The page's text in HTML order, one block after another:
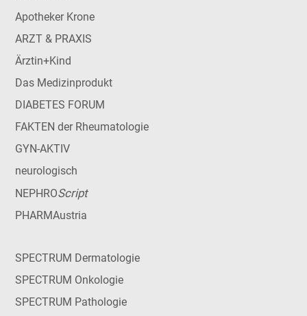
Apotheker Krone
ARZT & PRAXIS
Ärztin+Kind
Das Medizinprodukt
DIABETES FORUM
FAKTEN der Rheumatologie
GYN-AKTIV
neurologisch
NEPHROScript
PHARMAustria
SPECTRUM Dermatologie
SPECTRUM Onkologie
SPECTRUM Pathologie